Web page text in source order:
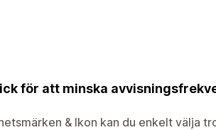
för att minska
& Ikon kan du enkelt välja